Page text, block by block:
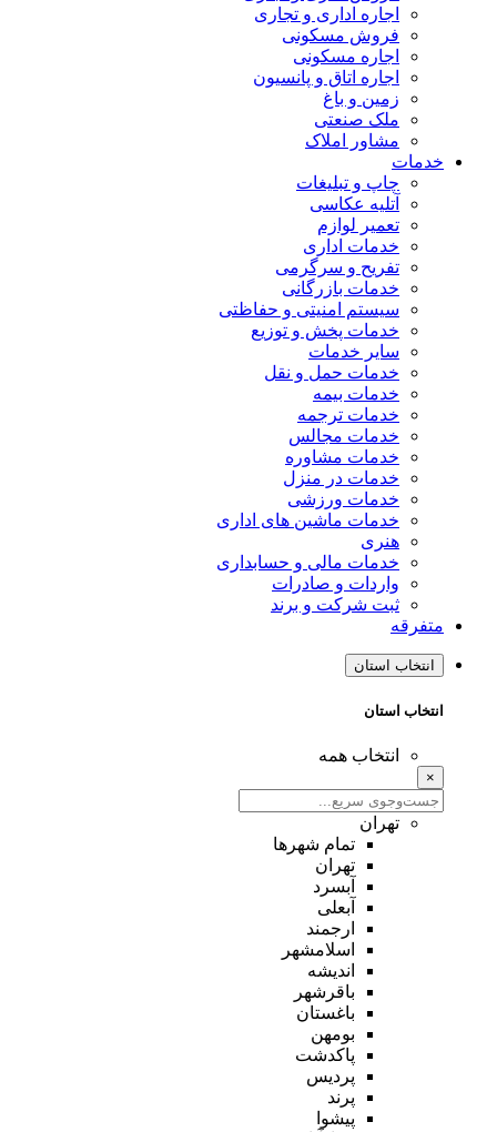
اجاره اداری و تجاری
فروش مسکونی
اجاره مسکونی
اجاره اتاق و پانسیون
زمین و باغ
ملک صنعتی
مشاور املاک
خدمات
چاپ و تبلیغات
آتلیه عکاسی
تعمیر لوازم
خدمات اداری
تفریح و سرگرمی
خدمات بازرگانی
سیستم امنیتی و حفاظتی
خدمات پخش و توزیع
سایر خدمات
خدمات حمل و نقل
خدمات بیمه
خدمات ترجمه
خدمات مجالس
خدمات مشاوره
خدمات در منزل
خدمات ورزشی
خدمات ماشین های اداری
هنری
خدمات مالی و حسابداری
واردات و صادرات
ثبت شرکت و برند
متفرقه
انتخاب استان
انتخاب استان
انتخاب همه
×
تهران
تمام شهر‌ها
تهران
آبسرد
آبعلی
ارجمند
اسلامشهر
اندیشه
باقرشهر
باغستان
بومهن
پاکدشت
پردیس
پرند
پیشوا